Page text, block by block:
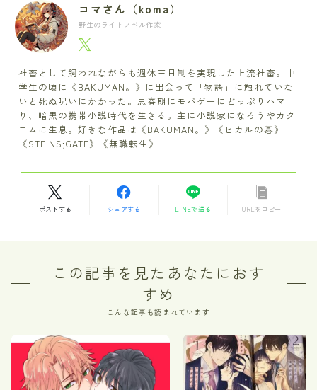
コマさん（koma）
野生のライトノベル作家
社畜として飼われながらも週休三日制を実現した上流社畜。中
学生の頃に《BAKUMAN。》に出会って「物語」に触れていな
いと死ぬ呪いにかかった。思春期にモバゲーにどっぷりハマ
り、暗黒の携帯小説時代を生きる。主に小説家になろうやカク
ヨムに生息。好きな作品は《BAKUMAN。》《ヒカルの碁》
《STEINS;GATE》《無職転生》
ポストする シェアする LINEで送る URLをコピー
この記事を見たあなたにおす
すめ
こんな記事も読まれています